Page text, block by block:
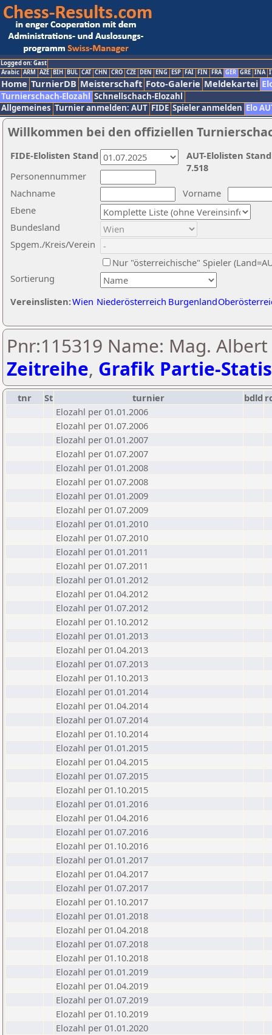
Logged on: Gast
Arabic ARM AZE BIH BUL CAT CHN CRO CZE DEN ENG ESP FAI FIN FRA GER GRE INA
Home TurnierDB Meisterschaft Foto-Galerie Meldekartei
Turnierschach-Elozahl Schnellschach-Elozahl
Allgemeines Turnier anmelden: AUT FIDE Spieler anmelden Elo
Willkommen bei den offiziellen
Nachname
Vorname
Ebene
Sortierung
Personennummer
Bundesland
Spgem./Kreis/Verein
Nur "österreichische" Spieler
Vereinslisten:Wien Niederösterreich Burgenland
AUT-Elolisten
7.518
FIDE-Elolisten Stand
Pnr:115319 Name: Mag.
Zeitreihe, Grafik Partie-
tnr St turnier bdld
Elozahl per 01.01.2006
Elozahl per 01.07.2006
Elozahl per 01.01.2007
Elozahl per 01.07.2007
Elozahl per 01.01.2008
Elozahl per 01.07.2008
Elozahl per 01.01.2009
Elozahl per 01.07.2009
Elozahl per 01.01.2010
Elozahl per 01.07.2010
Elozahl per 01.01.2011
Elozahl per 01.07.2011
Elozahl per 01.01.2012
Elozahl per 01.04.2012
Elozahl per 01.07.2012
Elozahl per 01.10.2012
Elozahl per 01.01.2013
Elozahl per 01.04.2013
Elozahl per 01.07.2013
Elozahl per 01.10.2013
Elozahl per 01.01.2014
Elozahl per 01.04.2014
Elozahl per 01.07.2014
Elozahl per 01.10.2014
Elozahl per 01.01.2015
Elozahl per 01.04.2015
Elozahl per 01.07.2015
Elozahl per 01.10.2015
Elozahl per 01.01.2016
Elozahl per 01.04.2016
Elozahl per 01.07.2016
Elozahl per 01.10.2016
Elozahl per 01.01.2017
Elozahl per 01.04.2017
Elozahl per 01.07.2017
Elozahl per 01.10.2017
Elozahl per 01.01.2018
Elozahl per 01.04.2018
Elozahl per 01.07.2018
Elozahl per 01.10.2018
Elozahl per 01.01.2019
Elozahl per 01.04.2019
Elozahl per 01.07.2019
Elozahl per 01.10.2019
Elozahl per 01.01.2020